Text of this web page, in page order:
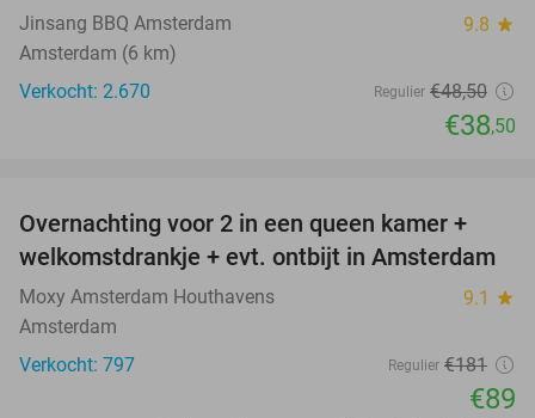
Jinsang BBQ Amsterdam 9.8 star
Amsterdam (6 km)
Verkocht: 2.670
Regulier €48,50
€38,50
51%
Overnachting voor 2 in een queen kamer +
welkomstdrankje + evt. ontbijt in Amsterdam
Moxy Amsterdam Houthavens 9.1 star
Amsterdam
Verkocht: 797
Regulier €181
€89